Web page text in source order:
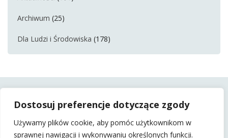
Dostosuj preferencje dotyczące zgody
Używamy plików cookie, aby pomóc użytkownikom w
sprawnej nawigacji i wykonywaniu określonych funkcji.
Archiwum (25)
Dla Ludzi i Środowiska (178)